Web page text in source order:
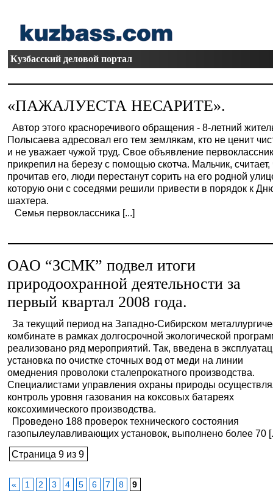
Кузбасский деловой портал
«ПАЖАЛУЕСТА НЕСАРИТЕ».
Автор этого красноречивого обращения - 8-летний
Полысаева адресовал его тем землякам, кто не ценит
и не уважает чужой труд. Свое объявление
прикрепил на березу с помощью скотча. Мальчик, считает,
прочитав его, люди перестанут сорить на его родной
которую они с соседями решили привести в порядок к
шахтера.
Семья первоклассника [...]
ОАО “ЗСМК” подвел итоги
природоохранной деятельности за
первый квартал 2008 года.
За текущий период на Западно-Сибирском
комбинате в рамках долгосрочной экологической
реализовано ряд мероприятий. Так, введена в
установка по очистке сточных вод от меди на линии
омеднения проволоки сталепрокатного производства.
Специалистами управления охраны природы
контроль уровня газования на коксовых батареях
коксохимического производства.
Проведено 188 проверок технического состояния
газопылеулавливающих установок, выполнено более 70
Страница 9 из 9
« 1 2 3 4 5 6 7 8 9